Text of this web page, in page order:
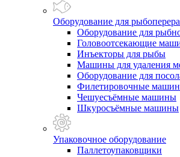
Оборудование для
Оборудование для
Головоотсекающие
Инъекторы для рыбы
Машины для удаления
Оборудование для
Филетировочные
Чешуесъёмные машины
Шкуросъёмные машины
Упаковочное оборудование
Паллетоупаковщики